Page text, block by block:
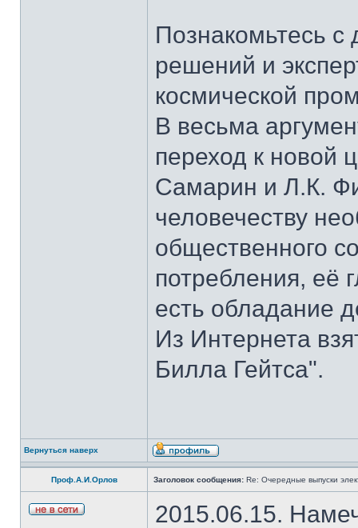
Познакомьтесь
решений и
космической
В весьма
переход к новой
Самарин и Л.К.
человечеству
общественного
потребления, её
есть обладание
Из Интернета
Билла Гейтса".
Вернуться наверх
Проф.А.И.Орлов Заголовок сообщения: Re: Очередные выпуски
2015.06.15.